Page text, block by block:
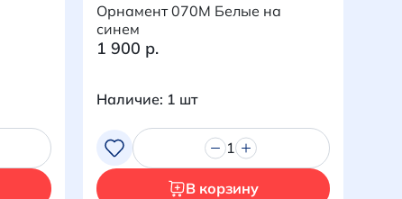
Орнамент 070M Белые на
синем
1 900 р.
Наличие: 1 шт
1
В корзину